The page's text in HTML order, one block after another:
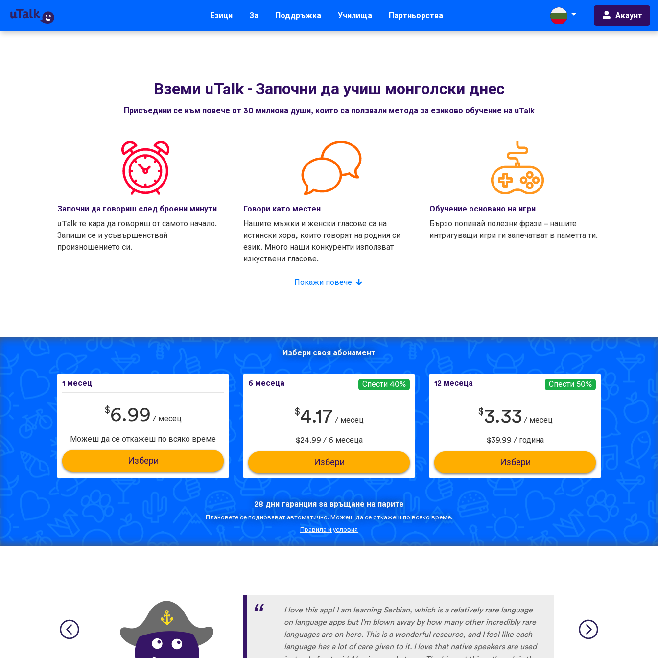
Езици За Поддръжка Училища Партньорства Акаунт
Вземи uTalk- Започни да учиш монголски днес
Присъедини се към повече от 30 милиона души, които са ползвали метода за езиково обучение на uTalk
Започни да говориш след броени минути
uTalk те кара да говориш от самото начало.
Запиши се и усъвършенствай
произношението си.
Говори като местен
Нашите мъжки и женски гласове са на
истински хора, които говорят на родния си
език. Много наши конкуренти използват
изкуствени гласове.
Обучение основано на игри
Бързо попивай полезни фрази – нашите
интригуващи игри ги запечатват в паметта ти.
Покажи повече
Избери своя абонамент
1 месец
$6.99 / месец
Можеш да се откажеш по всяко време
Избери
6 месеца Спести 40%
$4.17 / месец
$24.99 / 6 месеца
Избери
12 месеца Спести 50%
$3.33 / месец
$39.99 / година
Избери
28 дни гаранция за връщане на парите
Плановете се подновяват автоматично. Можеш да се откажеш по всяко време.
Правила и условия